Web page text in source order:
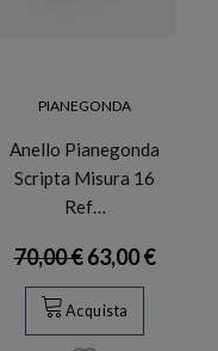
PIANEGONDA
Anello Pianegonda
Scripta Misura 16
Ref…
70,00 €63,00 €
Acquista